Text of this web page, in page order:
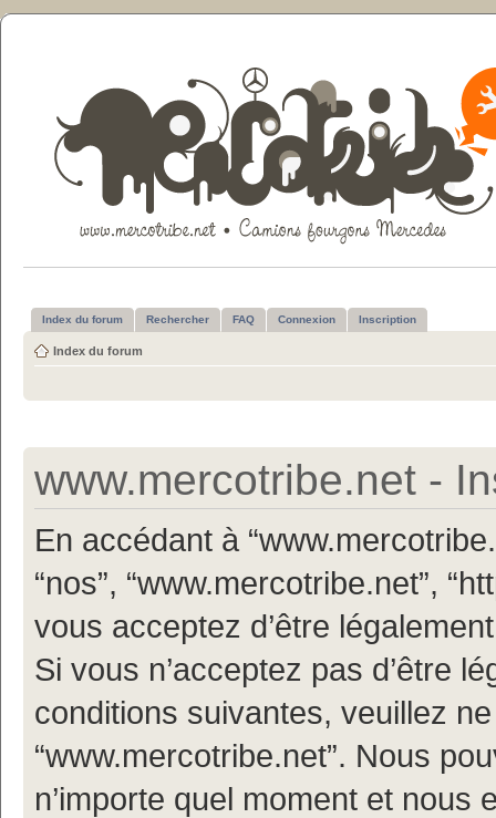
Index du forum Rechercher FAQ Connexion Inscription
Index du forum
www.mercotribe.net -
En accédant à
“nos”, “www.mercotribe.net”,
vous acceptez d’être
Si vous n’acceptez pas d’être
conditions suivantes, veuillez
“www.mercotribe.net”. Nous
n’importe quel moment et